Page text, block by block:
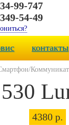
99-747
54-49
контакты
4380 р.